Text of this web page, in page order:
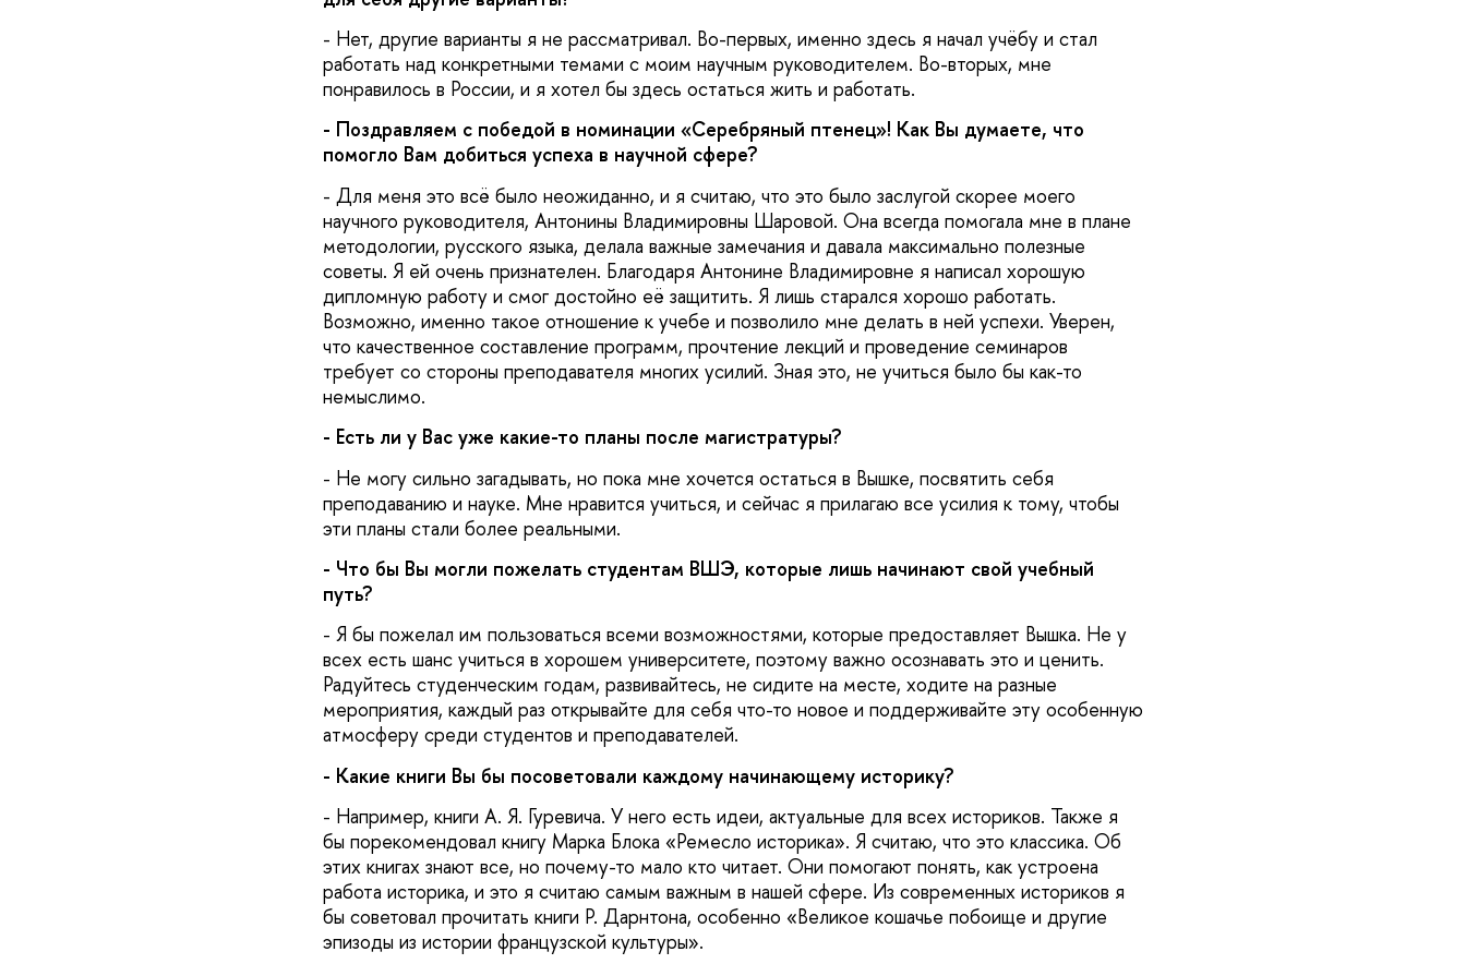
- Нет, другие варианты я не рассматривал. Во-первых, именно здесь я начал учёбу и стал
работать над конкретными темами с моим научным руководителем. Во-вторых, мне
понравилось в России, и я хотел бы здесь остаться жить и работать.
- Поздравляем с победой в номинации «Серебряный птенец»! Как Вы думаете, что
помогло Вам добиться успеха в научной сфере?
- Для меня это всё было неожиданно, и я считаю, что это было заслугой скорее моего
научного руководителя, Антонины Владимировны Шаровой. Она всегда помогала мне в плане
методологии, русского языка, делала важные замечания и давала максимально полезные
советы. Я ей очень признателен. Благодаря Антонине Владимировне я написал хорошую
дипломную работу и смог достойно её защитить. Я лишь старался хорошо работать.
Возможно, именно такое отношение к учебе и позволило мне делать в ней успехи. Уверен,
что качественное составление программ, прочтение лекций и проведение семинаров
требует со стороны преподавателя многих усилий. Зная это, не учиться было бы как-то
немыслимо.
- Есть ли у Вас уже какие-то планы после магистратуры?
- Не могу сильно загадывать, но пока мне хочется остаться в Вышке, посвятить себя
преподаванию и науке. Мне нравится учиться, и сейчас я прилагаю все усилия к тому, чтобы
эти планы стали более реальными.
- Что бы Вы могли пожелать студентам ВШЭ, которые лишь начинают свой учебный
путь?
- Я бы пожелал им пользоваться всеми возможностями, которые предоставляет Вышка. Не у
всех есть шанс учиться в хорошем университете, поэтому важно осознавать это и ценить.
Радуйтесь студенческим годам, развивайтесь, не сидите на месте, ходите на разные
мероприятия, каждый раз открывайте для себя что-то новое и поддерживайте эту особенную
атмосферу среди студентов и преподавателей.
- Какие книги Вы бы посоветовали каждому начинающему историку?
- Например, книги А. Я. Гуревича. У него есть идеи, актуальные для всех историков. Также я
бы порекомендовал книгу Марка Блока «Ремесло историка». Я считаю, что это классика. Об
этих книгах знают все, но почему-то мало кто читает. Они помогают понять, как устроена
работа историка, и это я считаю самым важным в нашей сфере. Из современных историков я
бы советовал прочитать книги Р. Дарнтона, особенно «Великое кошачье побоище и другие
эпизоды из истории французской культуры».